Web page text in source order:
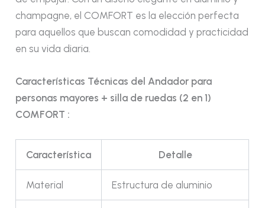
champagne, el COMFORT es la elección perfecta
para aquellos que buscan comodidad y practicidad
en su vida diaria.
Características Técnicas del Andador para
personas mayores + silla de ruedas (2 en 1)
COMFORT :
Característica Detalle
Material Estructura de aluminio